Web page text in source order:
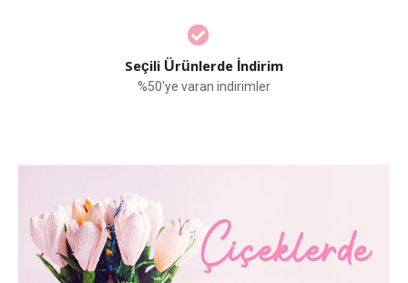
Seçili Ürünlerde İndirim
%50'ye varan indirimler